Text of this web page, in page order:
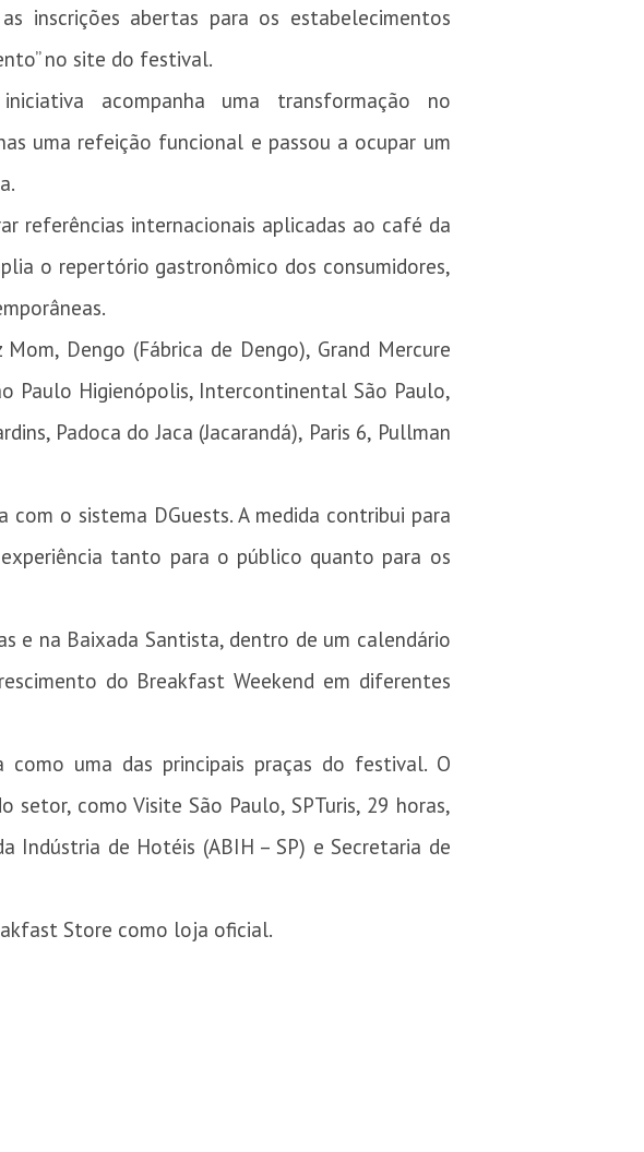
inscrições abertas para os estabelecimentos
no site do festival.
acompanha uma transformação no
uma refeição funcional e passou a ocupar um
referências internacionais aplicadas ao café da
o repertório gastronômico dos consumidores,
Dengo (Fábrica de Dengo), Grand Mercure
Paulo Higienópolis, Intercontinental São Paulo,
Padoca do Jaca (Jacarandá), Paris 6, Pullman
o sistema DGuests. A medida contribui para
tanto para o público quanto para os
e na Baixada Santista, dentro de um calendário
do Breakfast Weekend em diferentes
uma das principais praças do festival. O
como Visite São Paulo, SPTuris, 29 horas,
Indústria de Hotéis (ABIH – SP) e Secretaria de
Store como loja oficial.